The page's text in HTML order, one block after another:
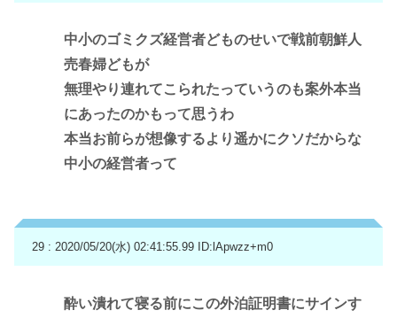
中小のゴミクズ経営者どものせいで戦前朝鮮人
売春婦どもが
無理やり連れてこられたっていうのも案外本当
にあったのかもって思うわ
本当お前らが想像するより遥かにクソだからな
中小の経営者って
29 : 2020/05/20(水) 02:41:55.99 ID:lApwzz+m0
酔い潰れて寝る前にこの外泊証明書にサインす